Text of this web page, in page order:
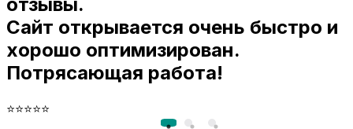
Сайт открывается очень быстро и
хорошо оптимизирован.
Потрясающая работа!
⭐⭐⭐⭐⭐